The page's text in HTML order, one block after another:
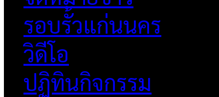
รอบรั้วแก่นนคร
วิดีโอ
ปฏิทินกิจกรรม